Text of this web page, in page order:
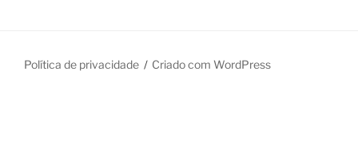
Política de privacidade Criado com WordPress